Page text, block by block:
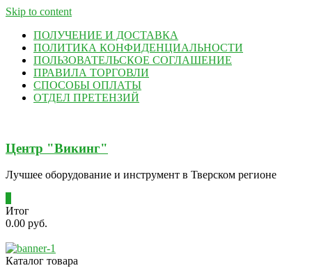
Skip to content
ПОЛУЧЕНИЕ И ДОСТАВКА
ПОЛИТИКА КОНФИДЕНЦИАЛЬНОСТИ
ПОЛЬЗОВАТЕЛЬСКОЕ СОГЛАШЕНИЕ
ПРАВИЛА ТОРГОВЛИ
СПОСОБЫ ОПЛАТЫ
ОТДЕЛ ПРЕТЕНЗИЙ
Центр "Викинг"
Лучшее оборудование и инструмент в Тверском регионе
Итог
0.00 руб.
Каталог товара